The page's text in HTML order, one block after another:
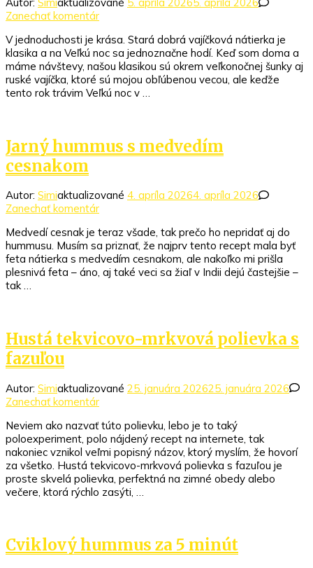
Zanechať komentárk
Vajíčková
nátierka
V jednoduchosti je krása. Stará dobrá vajíčková nátierka je
klasika a na Veľkú noc sa jednoznačne hodí. Keď som doma a
máme návštevy, našou klasikou sú okrem veľkonočnej šunky aj
ruské vajíčka, ktoré sú mojou obľúbenou vecou, ale keďže
tento rok trávim Veľkú noc v …
Jarný hummus s medvedím
cesnakom
Autor: Simiaktualizované 4. apríla 20264. apríla 2026
Zanechať komentárk
Jarný
hummus
s
medvedím
Medvedí cesnak je teraz všade, tak prečo ho nepridať aj do
hummusu. Musím sa priznať, že najprv tento recept mala byť
feta nátierka s medvedím cesnakom, ale nakoľko mi prišla
plesnivá feta – áno, aj také veci sa žiaľ v Indii dejú častejšie –
tak …
Hustá tekvicovo-mrkvová polievka s
fazuľou
Autor: Simiaktualizované 25. januára 202625. januára 2026
Zanechať komentárk
Hustá
tekvicovo-
mrkvová
polievka
s
fazuľou
Neviem ako nazvať túto polievku, lebo je to taký
poloexperiment, polo nájdený recept na internete, tak
nakoniec vznikol veľmi popisný názov, ktorý myslím, že hovorí
za všetko. Hustá tekvicovo-mrkvová polievka s fazuľou je
proste skvelá polievka, perfektná na zimné obedy alebo
večere, ktorá rýchlo zasýti, …
Cviklový hummus za 5 minút